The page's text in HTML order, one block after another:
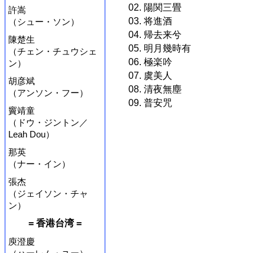
許嵩
（シュー・ソン）
陳楚生
（チェン・チュウシェ
ン）
胡彦斌
（アンソン・フー）
竇靖童
（ドウ・ジントン／
Leah Dou）
那英
（ナー・イン）
張杰
（ジェイソン・チャ
ン）
= 香港台湾 =
庾澄慶
02. 陽関三畳
03. 将進酒
04. 帰去来兮
05. 明月幾時有
06. 極楽吟
07. 虞美人
08. 清夜無塵
09. 普安咒